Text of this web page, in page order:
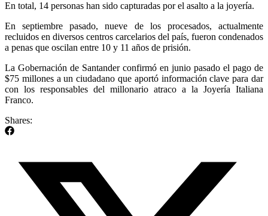
En total, 14 personas han sido capturadas por el asalto a la joyería.
En septiembre pasado, nueve de los procesados, actualmente
recluidos en diversos centros carcelarios del país, fueron condenados
a penas que oscilan entre 10 y 11 años de prisión.
La Gobernación de Santander confirmó en junio pasado el pago de
$75 millones a un ciudadano que aportó información clave para dar
con los responsables del millonario atraco a la Joyería Italiana
Franco.
Shares: